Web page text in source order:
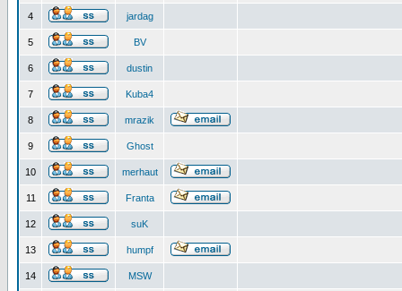
4 jardag
5 BV
6 dustin
7 Kuba4
8 mrazik
9 Ghost
10 merhaut
11 Franta
12 suK
13 humpf
14 MSW